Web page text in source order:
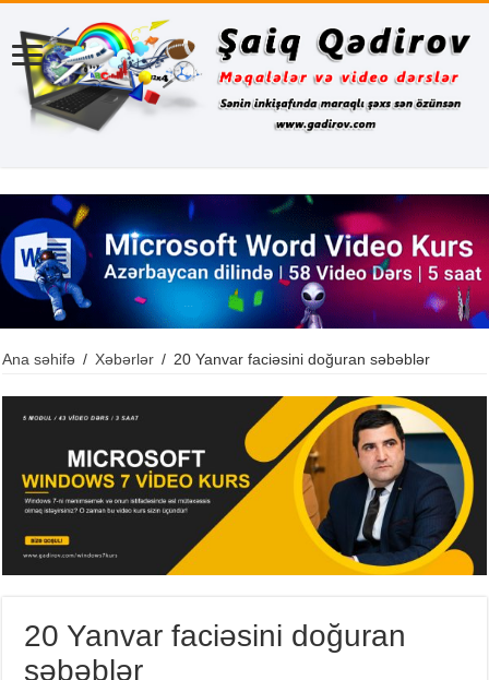
Ana səhifə / Xəbərlər / 20 Yanvar faciəsini doğuran səbəblər
20 Yanvar faciəsini doğuran
səbəblər